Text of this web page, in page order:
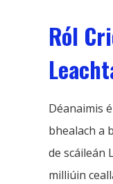
Ról
Déanaimis
bhealach a
de scáileán
milliúin